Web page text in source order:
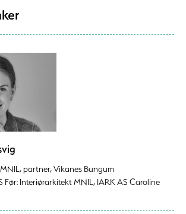
partner, Vikanes Bungum
Før: Interiørarkitekt MNIL, IARK AS Caroline